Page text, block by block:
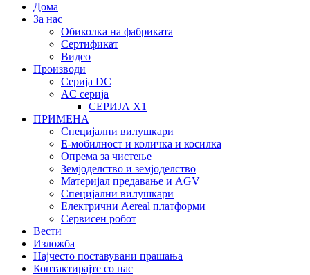
Дома
За нас
Обиколка на фабриката
Сертификат
Видео
Производи
Серија DC
AC серија
СЕРИЈА X1
ПРИМЕНА
Специјални вилушкари
Е-мобилност и количка и косилка
Опрема за чистење
Земјоделство и земјоделство
Материјал предавање и AGV
Специјални вилушкари
Електрични Aereal платформи
Сервисен робот
Вести
Изложба
Најчесто поставувани прашања
Контактирајте со нас